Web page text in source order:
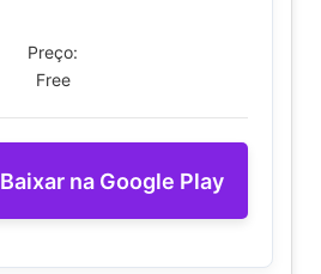
Preço:
Free
Baixar na Google Play